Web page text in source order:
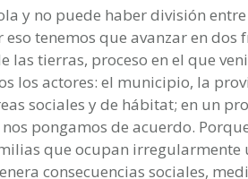
y no puede haber división
tenemos que avanzar en dos
las tierras, proceso en el que
los actores: el municipio, la
sociales y de hábitat; en un
pongamos de acuerdo.
que ocupan irregularmente
consecuencias sociales,